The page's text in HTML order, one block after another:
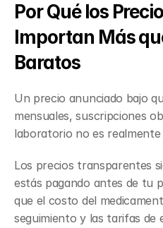
Por Qué los
Importan Más
Baratos
Un precio anunciado bajo
mensuales, suscripciones
laboratorio no es realmente
Los precios transparentes
estás pagando antes de tu
que el costo del
seguimiento y las tarifas de